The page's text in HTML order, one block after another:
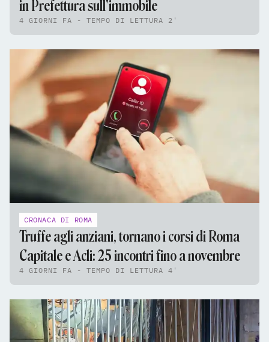
in Prefettura sull'immobile
4 GIORNI FA - TEMPO DI LETTURA 2'
CRONACA DI ROMA
Truffe agli anziani, tornano i corsi di Roma
Capitale e Acli: 25 incontri fino a novembre
4 GIORNI FA - TEMPO DI LETTURA 4'